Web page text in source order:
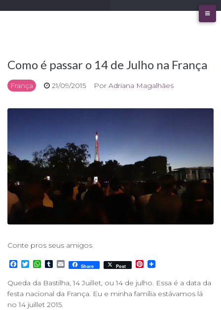
Como é passar o 14 de Julho na França
França 21/09/2015 Por Adriana Magalhães
Conte pros seus amigos
F
c
e
b
o
T
i
t
t
e
W
a
t
s
A
m
b
l
r
E
m
a
i
Share Post
P
n
t
e
Queda da Bastilha, 14 Juillet, ou 14 de julho. Essa é a data da
festa nacional da França. Eu e minha família estávamos lá
no 14 juillet 2015.